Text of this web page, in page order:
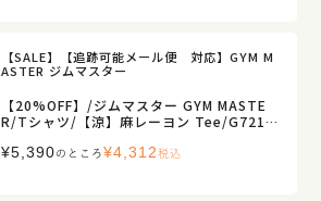
【SALE】【追跡可能メール便 対応】GYM M
ASTER ジムマスター
【20%OFF】/ジムマスター GYM MASTE
R/Tシャツ/【涼】麻レーヨン Tee/G7217
¥5,390 のところ¥4,312税込